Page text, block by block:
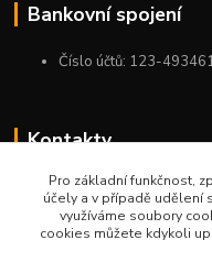
Bankovní spojení
Číslo účtů: 123-
Kontakty
+420 775 954 963
9:00-12:00-13:00-16:00
Pro základní funkčnost,
účely a v případě udělení
využíváme soubory
cookies můžete kdykoli